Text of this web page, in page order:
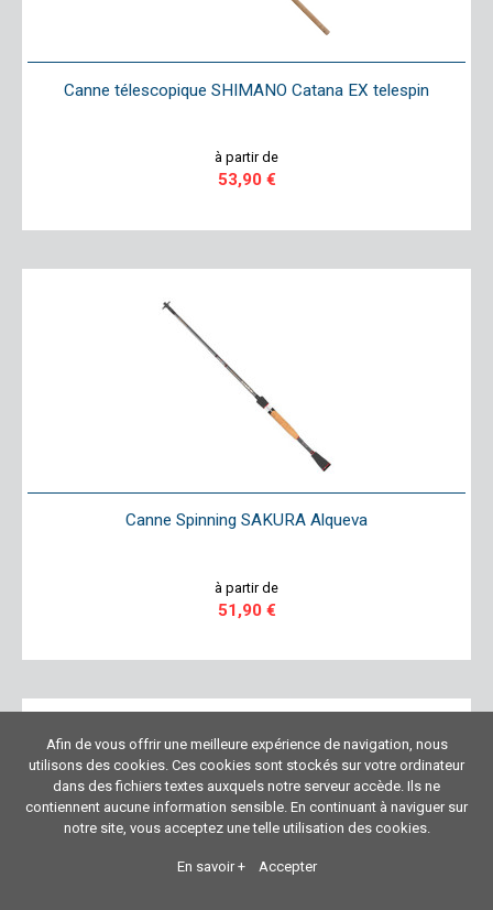
Canne télescopique SHIMANO Catana EX telespin
à partir de
53,90 €
Canne Spinning SAKURA Alqueva
à partir de
51,90 €
Afin de vous offrir une meilleure expérience de navigation, nous
utilisons des cookies. Ces cookies sont stockés sur votre ordinateur
dans des fichiers textes auxquels notre serveur accède. Ils ne
contiennent aucune information sensible. En continuant à naviguer sur
notre site, vous acceptez une telle utilisation des cookies.
En savoir + Accepter